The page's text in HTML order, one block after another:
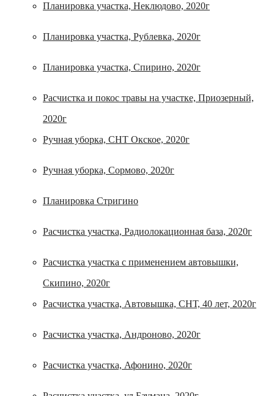
Планировка участка, Неклюдово, 2020г
Планировка участка, Рублевка, 2020г
Планировка участка, Спирино, 2020г
Расчистка и покос травы на участке, Приозерный,
2020г
Ручная уборка, СНТ Окское, 2020г
Ручная уборка, Сормово, 2020г
Планировка Стригино
Расчистка участка, Радиолокационная база, 2020г
Расчистка участка с применением автовышки,
Скипино, 2020г
Расчистка участка, Автовышка, СНТ, 40 лет, 2020г
Расчистка участка, Андроново, 2020г
Расчистка участка, Афонино, 2020г